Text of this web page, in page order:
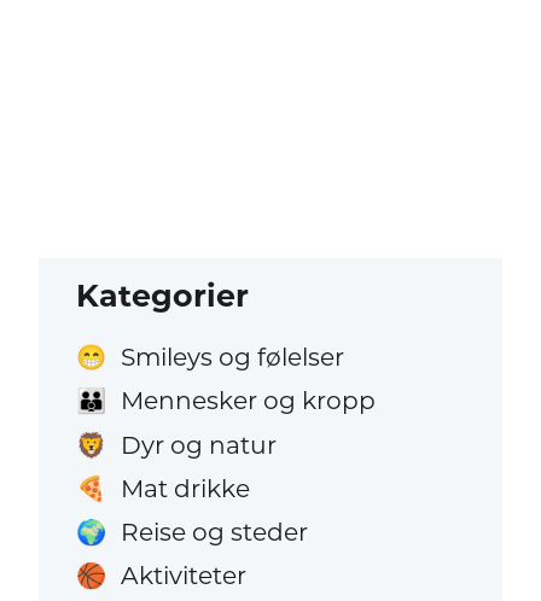
Kategorier
😁 Smileys og følelser
👪 Mennesker og kropp
🦁 Dyr og natur
🍕 Mat drikke
🌍 Reise og steder
🏀 Aktiviteter